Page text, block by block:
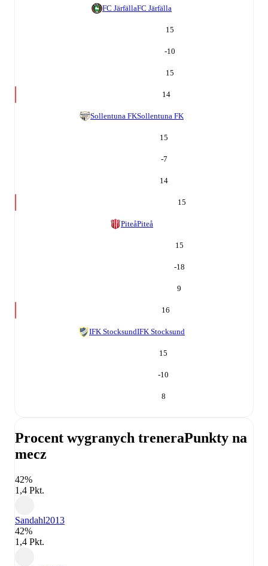
FC JärfällaFC Järfälla
15
-10
15
14
Sollentuna FKSollentuna FK
15
-7
14
15
PiteåPiteå
15
-18
9
16
IFK StocksundIFK Stocksund
15
-10
8
Procent wygranych treneraPunkty na
mecz
42%
1,4 Pkt.
Sandahl2013
42%
1,4 Pkt.